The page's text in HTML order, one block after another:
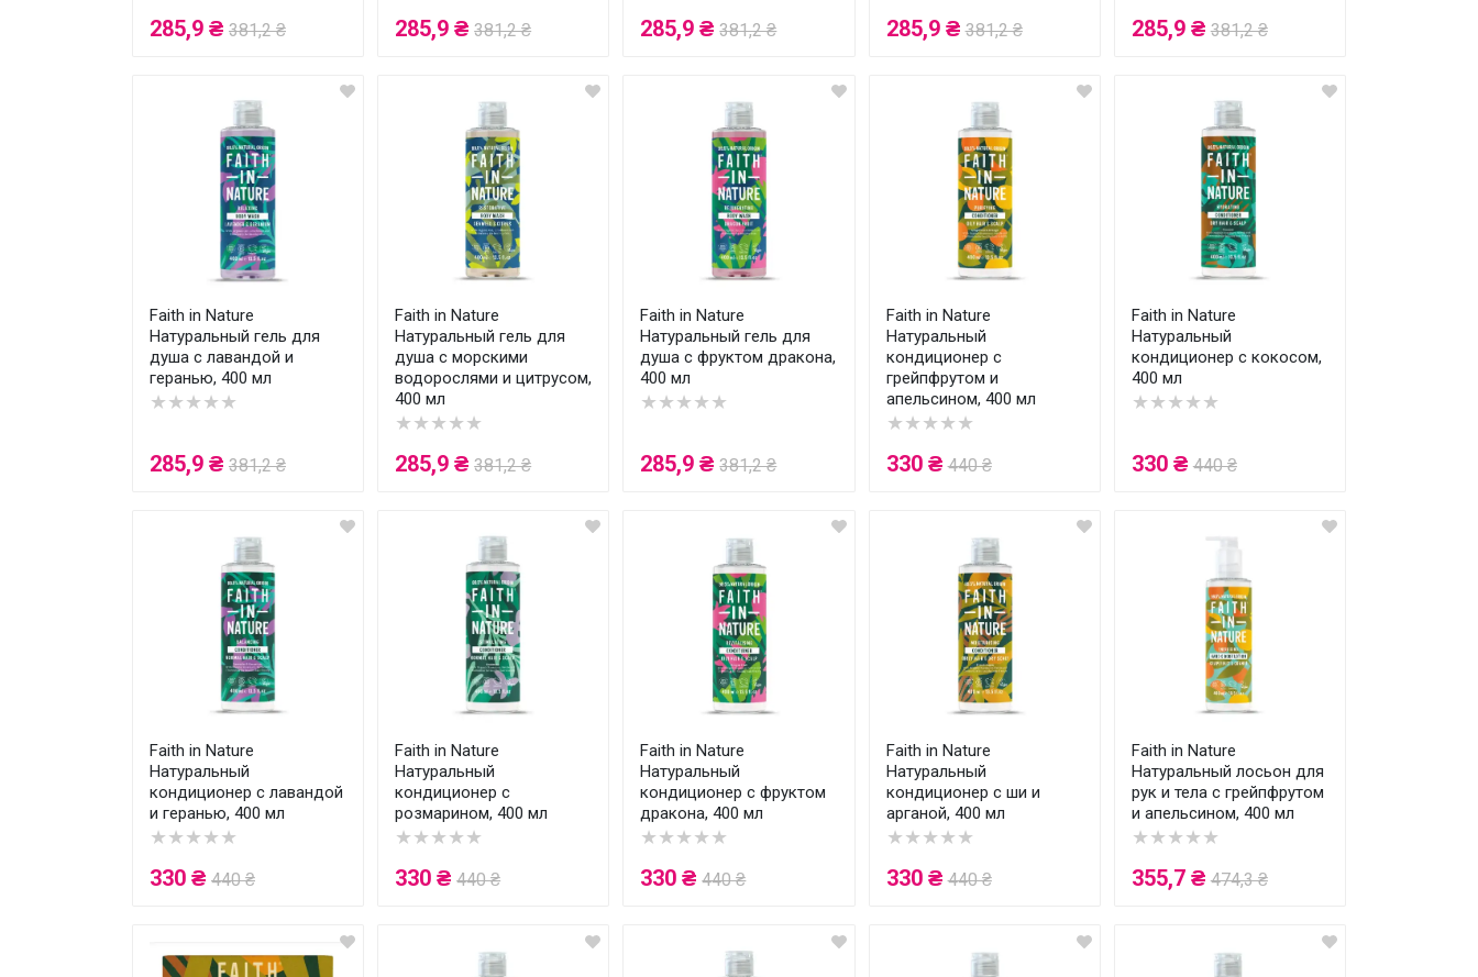
285,9 ₴ 381,2 ₴ 285,9 ₴ 381,2 ₴ 285,9 ₴ 381,2 ₴ 285,9 ₴ 381,2 ₴ 285,9 ₴ 381,2 ₴
Faith in Nature
Натуральный гель для
душа с лавандой и
геранью, 400 мл
★★★★★
285,9 ₴ 381,2 ₴
Faith in Nature
Натуральный гель для
душа с морскими
водорослями и цитрусом,
400 мл
★★★★★
285,9 ₴ 381,2 ₴
Faith in Nature
Натуральный гель для
душа с фруктом дракона,
400 мл
★★★★★
285,9 ₴ 381,2 ₴
Faith in Nature
Натуральный
кондиционер с
грейпфрутом и
апельсином, 400 мл
★★★★★
330 ₴ 440 ₴
Faith in Nature
Натуральный
кондиционер с кокосом,
400 мл
★★★★★
330 ₴ 440 ₴
Faith in Nature
Натуральный
кондиционер с лавандой
и геранью, 400 мл
★★★★★
330 ₴ 440 ₴
Faith in Nature
Натуральный
кондиционер с
розмарином, 400 мл
★★★★★
330 ₴ 440 ₴
Faith in Nature
Натуральный
кондиционер с фруктом
дракона, 400 мл
★★★★★
330 ₴ 440 ₴
Faith in Nature
Натуральный
кондиционер с ши и
арганой, 400 мл
★★★★★
330 ₴ 440 ₴
Faith in Nature
Натуральный лосьон для
рук и тела с грейпфрутом
и апельсином, 400 мл
★★★★★
355,7 ₴ 474,3 ₴